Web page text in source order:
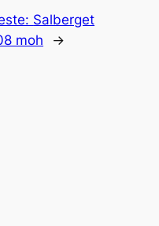
Salberget
moh
→